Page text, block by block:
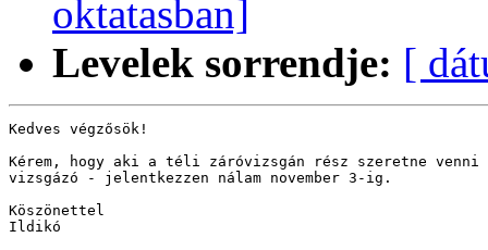
oktatasban]
Levelek sorrendje: [
Kedves végzősök!
Kérem, hogy aki a téli záróvizsgán rész szeretne
vizsgázó - jelentkezzen nálam november 3-ig.
Köszönettel
Ildikó